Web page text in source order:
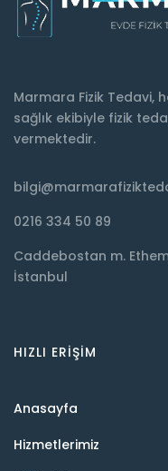
Marmara Fizik Tedavi,
sağlık ekibiyle fizik
vermektedir.
0216 334 50 89
Caddebostan m.
İstanbul
HIZLI ERIŞIM
Anasayfa
Hizmetlerimiz